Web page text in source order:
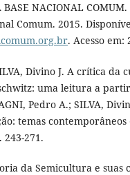
BASE NACIONAL
Comum. 2015.
. Acesso em:
Divino J. A crítica da
uma leitura a
Pedro A.; SILVA,
temas contemporâneos
243-271.
da Semicultura e